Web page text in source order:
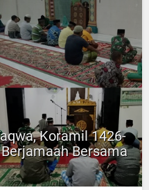
Koramil 1426-
Bersama